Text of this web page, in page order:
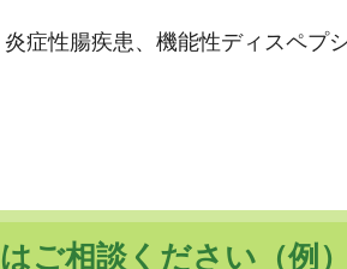
症性腸疾患、機能性ディスペプ
ご相談ください（例）